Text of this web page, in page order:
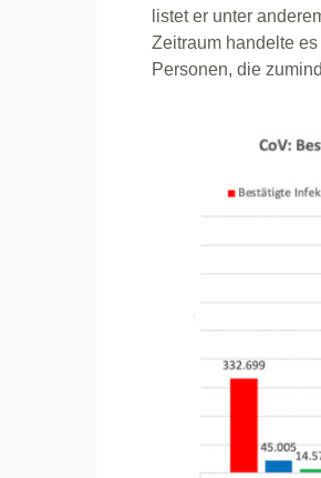
listet er unter
Zeitraum handelte
Personen, die